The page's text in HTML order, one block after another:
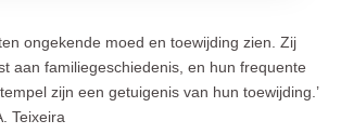
ongekende moed en toewijding zien. Zij
aan familiegeschiedenis, en hun frequente
zijn een getuigenis van hun toewijding.’
Teixeira